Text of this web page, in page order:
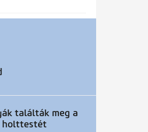
találták meg a
holttestét